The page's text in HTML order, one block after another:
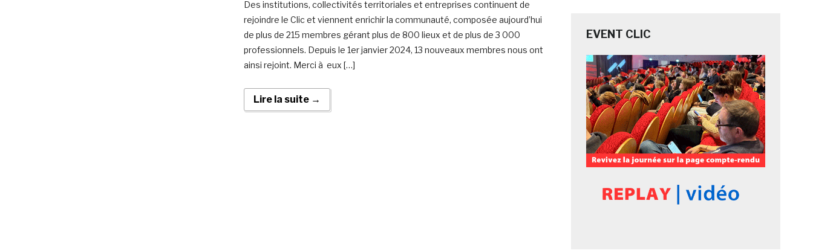
Des institutions, collectivités territoriales et entreprises continuent de
rejoindre le Clic et viennent enrichir la communauté, composée aujourd’hui
de plus de 215 membres gérant plus de 800 lieux et de plus de 3 000
professionnels. Depuis le 1er janvier 2024, 13 nouveaux membres nous ont
ainsi rejoint. Merci à eux […]
Lire la suite →
EVENT CLIC